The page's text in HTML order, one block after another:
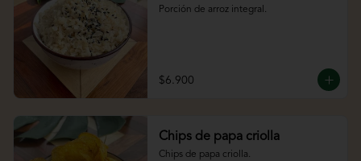
Porción de arroz integral.
$6.900
Chips de papa criolla
Chips de papa criolla.